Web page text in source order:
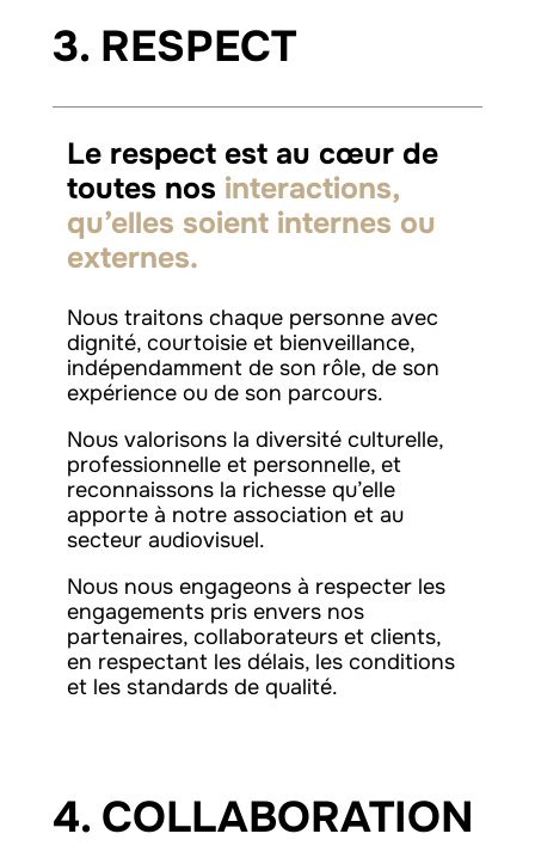
3. RESPECT
Le respect est au cœur de
toutes nos interactions,
qu’elles soient internes ou
externes.
Nous traitons chaque personne avec
dignité, courtoisie et bienveillance,
indépendamment de son rôle, de son
expérience ou de son parcours.
Nous valorisons la diversité culturelle,
professionnelle et personnelle, et
reconnaissons la richesse qu’elle
apporte à notre association et au
secteur audiovisuel.
Nous nous engageons à respecter les
engagements pris envers nos
partenaires, collaborateurs et clients,
en respectant les délais, les conditions
et les standards de qualité.
4. COLLABORATION